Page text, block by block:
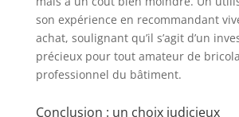
son expérience en recommandant
achat, soulignant qu’il s’agit d’un
précieux pour tout amateur de
professionnel du bâtiment.
Conclusion : un choix judicieux